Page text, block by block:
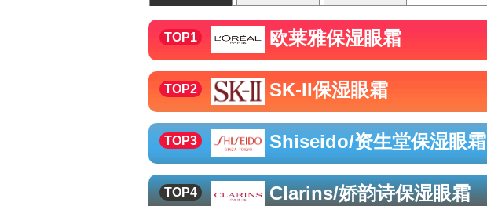
TOP1 欧莱雅保湿眼霜
TOP2 SK-II保湿眼霜
TOP3 Shiseido/资生堂保湿眼霜
TOP4 Clarins/娇韵诗保湿眼霜